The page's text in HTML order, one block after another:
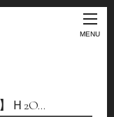
MENU
Ｈ2O…